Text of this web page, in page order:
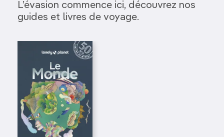
L’évasion commence ici, découvrez nos
guides et livres de voyage.